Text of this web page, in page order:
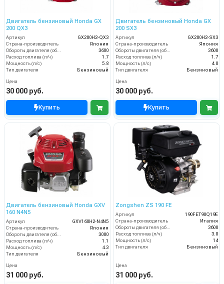
Двигатель бензиновый Honda GX
200 QX3
Артикул
GX200H2-QX3
Страна-производитель
Япония
Обороты двигателя (об/мин)
3600
Расход топлива (л/ч)
1.7
Мощность (л/с)
5.8
Тип двигателя
Бензиновый
Цена
30 000 руб.
Купить
Двигатель бензиновый Honda GX
200 SX3
Артикул
GX200H2-SX3
Страна-производитель
Япония
Обороты двигателя (об/мин)
3600
Расход топлива (л/ч)
1.7
Мощность (л/с)
4.8
Тип двигателя
Бензиновый
Цена
30 000 руб.
Купить
Двигатель бензиновый Honda GXV
160 N4N5
Артикул
GXV160H2-N4N5
Страна-производитель
Япония
3000
Расход топлива (л/ч)
1.1
Мощность (л/с)
4.3
Тип двигателя
Бензиновый
Цена
31 000 руб.
Zongshen ZS 190 FE
Артикул
190FET90Q19E
Страна-производитель
Италия
3600
Расход топлива (л/ч)
3.8
Мощность (л/с)
14
Тип двигателя
Бензиновый
Цена
31 000 руб.